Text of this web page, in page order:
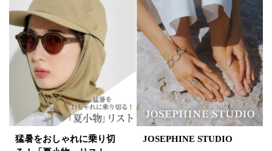
猛暑をおしゃれに乗り切
JOSEPHINE STUDIO